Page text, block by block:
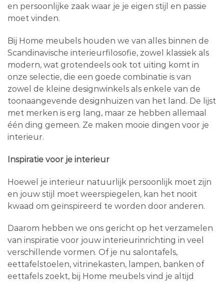
en persoonlijke zaak waar je je eigen stijl en passie
moet vinden.
Bij Home meubels houden we van alles binnen de
Scandinavische interieurfilosofie, zowel klassiek als
modern, wat grotendeels ook tot uiting komt in
onze selectie, die een goede combinatie is van
zowel de kleine designwinkels als enkele van de
toonaangevende designhuizen van het land. De lijst
met merken is erg lang, maar ze hebben allemaal
één ding gemeen. Ze maken mooie dingen voor je
interieur.
Inspiratie voor je interieur
Hoewel je interieur natuurlijk persoonlijk moet zijn
en jouw stijl moet weerspiegelen, kan het nooit
kwaad om geïnspireerd te worden door anderen.
Daarom hebben we ons gericht op het verzamelen
van inspiratie voor jouw interieurinrichting in veel
verschillende vormen. Of je nu salontafels,
eettafelstoelen, vitrinekasten, lampen, banken of
eettafels zoekt, bij Home meubels vind je altijd